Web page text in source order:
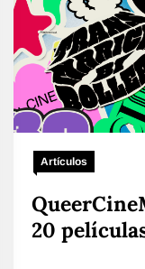
Artículos
20